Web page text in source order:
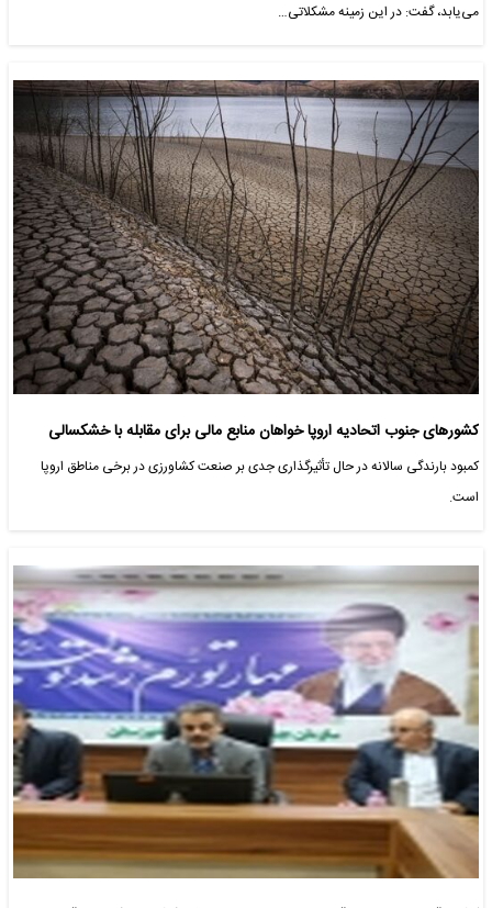
می‌یابد، گفت: در این زمینه مشکلاتی…
کشورهای جنوب اتحادیه اروپا خواهان منابع مالی برای مقابله با خشکسالی
کمبود بارندگی سالانه در حال تأثیرگذاری جدی بر صنعت کشاورزی در برخی مناطق اروپا
است.